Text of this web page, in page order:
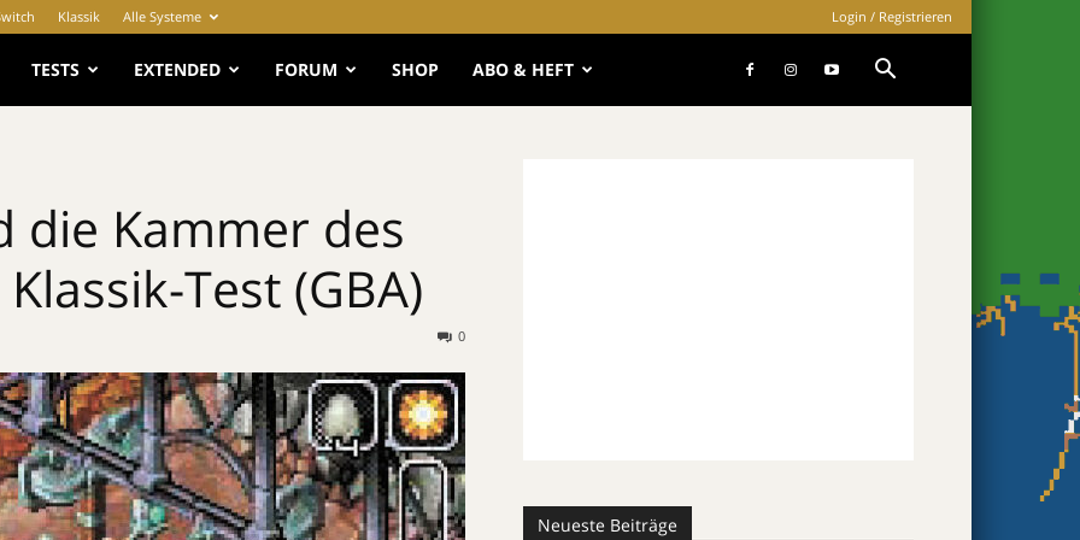
Klassik Alle Systeme Login / Registrieren
TESTS EXTENDED FORUM SHOP ABO & HEFT
die Kammer des
Test (GBA)
0
Neueste Beiträge